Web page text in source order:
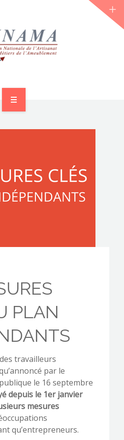
PLAN
travailleurs
par le
le 16 septembre
depuis le 1er janvier
mesures
qu’entrepreneurs.